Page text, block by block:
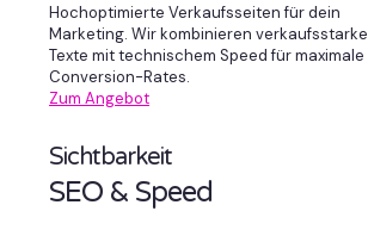
Hochoptimierte Verkaufsseiten für dein
Marketing. Wir kombinieren verkaufsstarke
Texte mit technischem Speed für maximale
Conversion-Rates.
Zum Angebot
Sichtbarkeit
SEO & Speed